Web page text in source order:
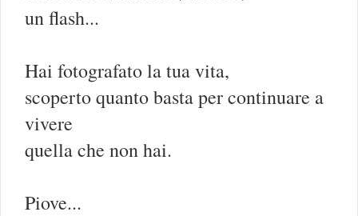
un flash...
Hai fotografato la tua vita,
scoperto quanto basta per continuare a
vivere
quella che non hai.
Piove...